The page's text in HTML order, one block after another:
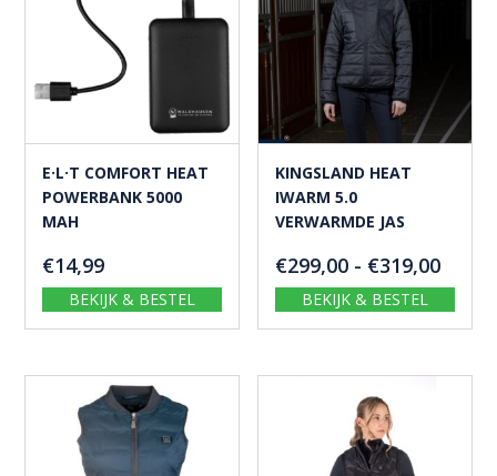
E·L·T COMFORT HEAT
POWERBANK 5000
MAH
€14,99
BEKIJK & BESTEL
KINGSLAND HEAT
IWARM 5.0
VERWARMDE JAS
€299,00 - €319,00
tot
BEKIJK & BESTEL